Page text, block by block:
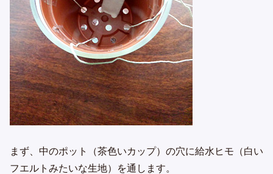
まず、中のポット（茶色いカップ）の穴に給水ヒモ（白い
フエルトみたいな生地）を通します。